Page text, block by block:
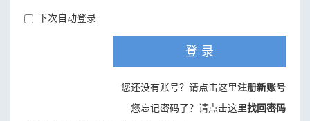
下次自动登录
登 录
您还没有账号？请点击这里注册新账号
您忘记密码了？请点击这里找回密码